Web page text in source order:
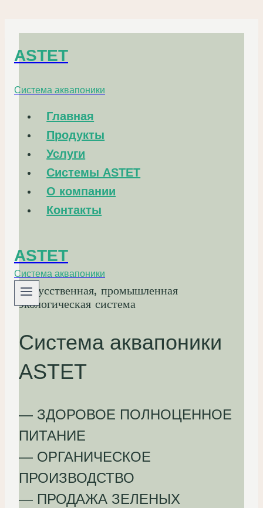
содержанию
ASTET
Система аквапоники
Главная
Продукты
Услуги
Системы ASTET
О компании
Контакты
ASTET
Система аквапоники
Искусственная, промышленная
экологическая система
Система аквапоники
ASTET
— ЗДОРОВОЕ ПОЛНОЦЕННОЕ
ПИТАНИЕ
— ОРГАНИЧЕСКОЕ
ПРОИЗВОДСТВО
— ПРОДАЖА ЗЕЛЕНЫХ